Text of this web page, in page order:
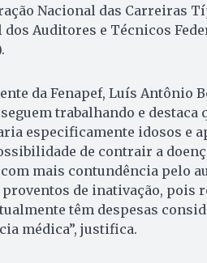
Nacional das Carreiras
dos Auditores e Técnicos
da Fenapef, Luís Antônio
trabalhando e destaca
especificamente idosos e
de contrair a
mais contundência pelo
proventos de inativação, pois
têm despesas
médica”, justifica.